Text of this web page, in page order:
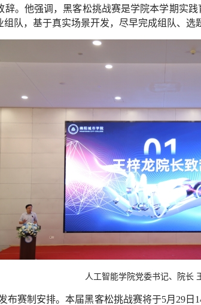
。他强调，黑客松挑战赛是学院本学期实
队，基于真实场景开发，尽早完成组队、选
人工智能学院党委书记、院长
布赛制安排。本届黑客松挑战赛将于5月29